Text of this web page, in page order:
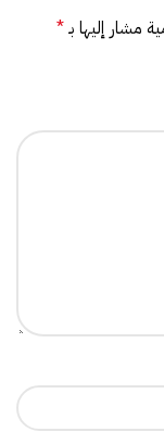
مشار إليها بـ*